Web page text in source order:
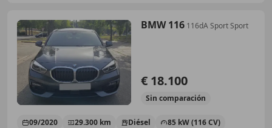
BMW 116 116dA Sport Sport
€ 18.100
Sin comparación
09/2020 29.300 km Diésel
85 kW (116 CV)